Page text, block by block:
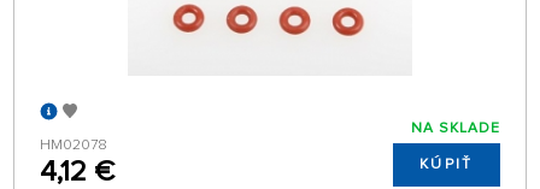
HM02078
4,12 €
NA SKLADE
KÚPIŤ